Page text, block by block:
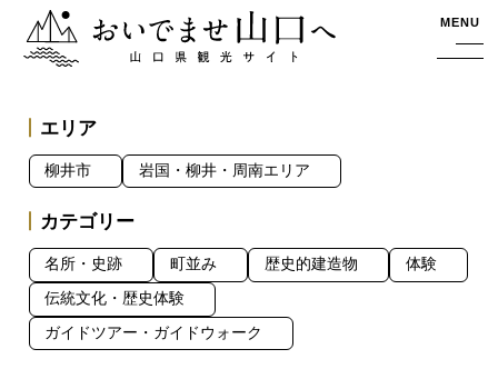
おいでませ山口へー山口県観光サイト MENU
エリア
柳井市 岩国・柳井・周南エリア
カテゴリー
名所・史跡 町並み 歴史的建造物 体験
伝統文化・歴史体験
ガイドツアー・ガイドウォーク